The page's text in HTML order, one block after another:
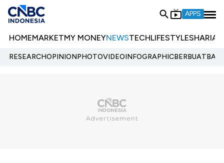
APPS
HOMEMARKETMY MONEYNEWSTECHLIFESTYLESHARIA
RESEARCHOPINIONPHOTOVIDEOINFOGRAPHIC